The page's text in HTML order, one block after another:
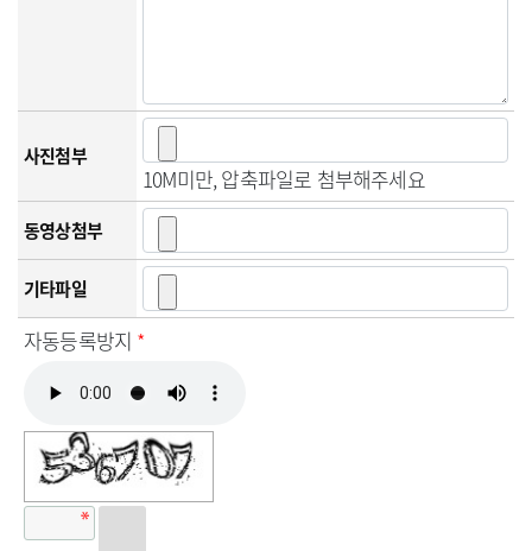
사진첨부
10M미만, 압축파일로 첨부해주세요
동영상첨부
기타파일
자동등록방지 *